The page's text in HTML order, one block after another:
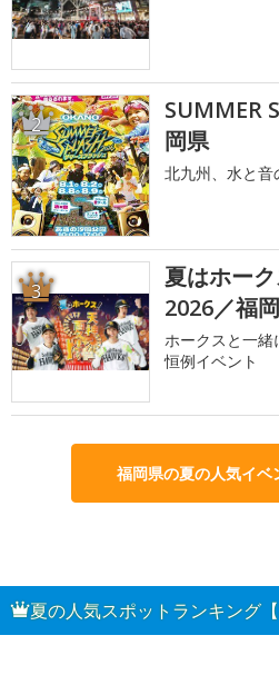
2
SUMMER
岡県
北九州、水と音
3
夏はホー
2026／福
ホークスと一
恒例イベント
福岡県の夏の人気イベ
夏の人気スポットランキング【